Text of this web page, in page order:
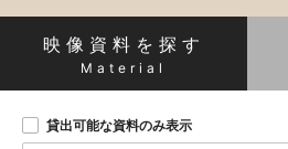
映像資料を探す
Material
貸出可能な資料のみ表示